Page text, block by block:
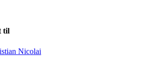
til
Nicolai